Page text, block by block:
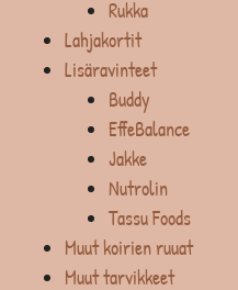
Rukka
Lahjakortit
Lisäravinteet
Buddy
EffeBalance
Jakke
Nutrolin
Tassu Foods
Muut koirien ruuat
Muut tarvikkeet